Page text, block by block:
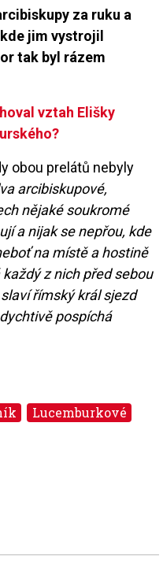
za ruku a
jim vystrojil
tak byl rázem
vztah Elišky
obou prelátů nebyly
arcibiskupové,
nějaké soukromé
a nijak se nepřou, kde
na místě a hostině
z nich před sebou
římský král sjezd
pospíchá
Lucemburkové